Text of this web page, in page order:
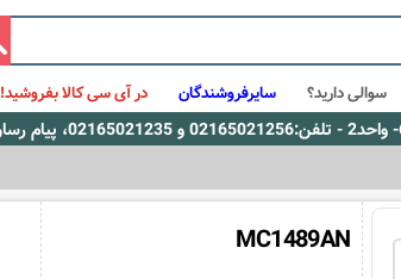
سوالی دارید؟ سایرفروشندگان در آی سی کالا بفروشید!
MC1489AN